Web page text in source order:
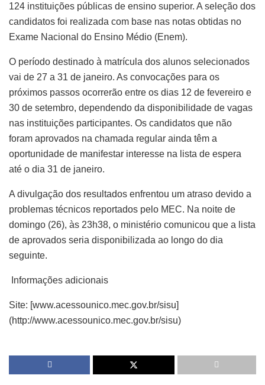
124 instituições públicas de ensino superior. A seleção dos
candidatos foi realizada com base nas notas obtidas no
Exame Nacional do Ensino Médio (Enem).
O período destinado à matrícula dos alunos selecionados
vai de 27 a 31 de janeiro. As convocações para os
próximos passos ocorrerão entre os dias 12 de fevereiro e
30 de setembro, dependendo da disponibilidade de vagas
nas instituições participantes. Os candidatos que não
foram aprovados na chamada regular ainda têm a
oportunidade de manifestar interesse na lista de espera
até o dia 31 de janeiro.
A divulgação dos resultados enfrentou um atraso devido a
problemas técnicos reportados pelo MEC. Na noite de
domingo (26), às 23h38, o ministério comunicou que a lista
de aprovados seria disponibilizada ao longo do dia
seguinte.
Informações adicionais
Site: [www.acessounico.mec.gov.br/sisu]
(http://www.acessounico.mec.gov.br/sisu)